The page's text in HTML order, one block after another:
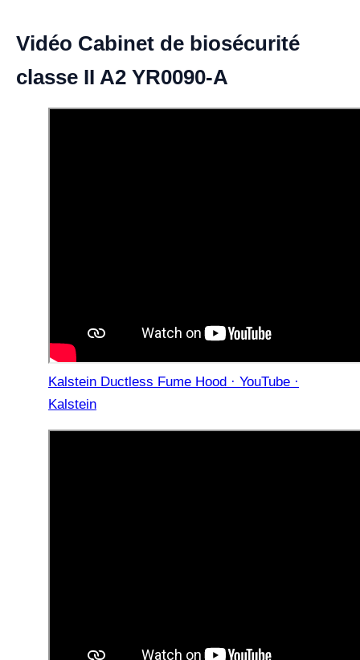
Vidéo Cabinet de biosécurité
classe II A2 YR0090-A
Kalstein Ductless Fume Hood · YouTube ·
Kalstein